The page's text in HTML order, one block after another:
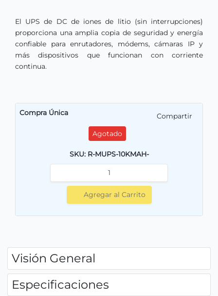
El UPS de DC de iones de litio (sin interrupciones)
proporciona una amplia copia de seguridad y energía
confiable para enrutadores, módems, cámaras IP y
más dispositivos que funcionan con corriente
continua.
Compra Única
Compartir
Agotado
SKU: R-MUPS-10KMAH-
Agregar al Carrito
Visión General
Especificaciones